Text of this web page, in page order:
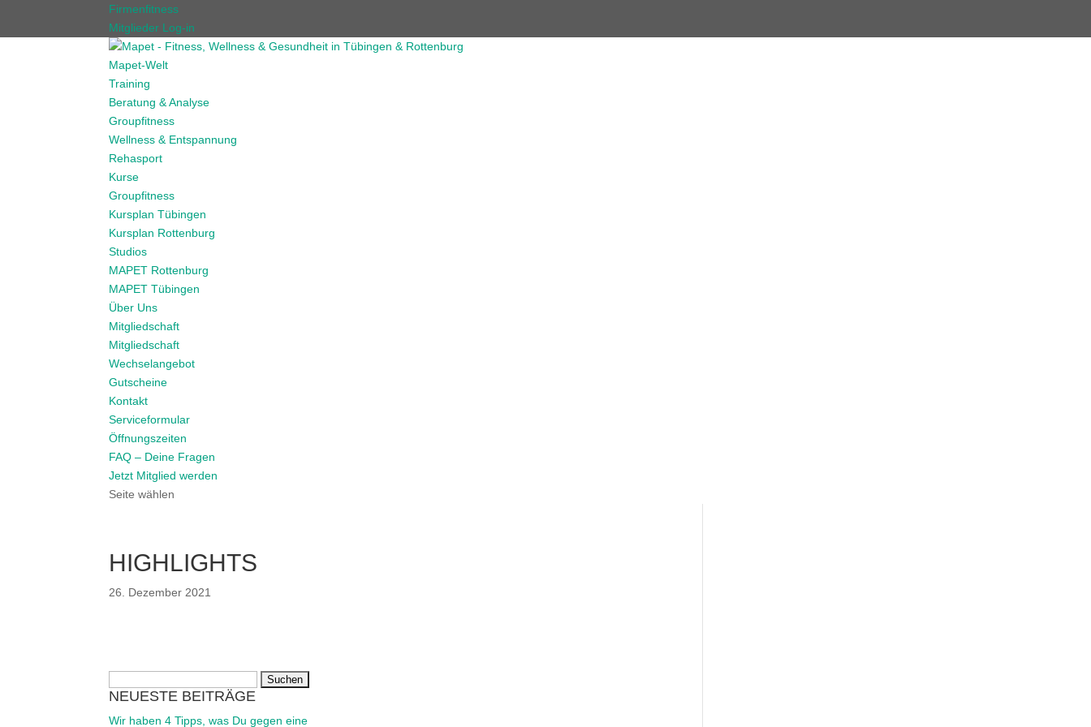
Firmenfitness
Mitglieder Log-in
Mapet-Welt
Training
Beratung & Analyse
Groupfitness
Wellness & Entspannung
Rehasport
Kurse
Groupfitness
Kursplan Tübingen
Kursplan Rottenburg
Studios
MAPET Rottenburg
MAPET Tübingen
Über Uns
Mitgliedschaft
Mitgliedschaft
Wechselangebot
Gutscheine
Kontakt
Serviceformular
Öffnungszeiten
FAQ – Deine Fragen
Jetzt Mitglied werden
Seite wählen
HIGHLIGHTS
26. Dezember 2021
nach:
NEUESTE BEITRÄGE
Wir haben 4 Tipps, was Du gegen eine